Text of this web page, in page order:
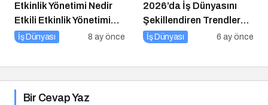
Etkinlik Yönetimi Nedir
Etkili Etkinlik Yönetimi
İçin 10 Altın İpucu
İş Dünyası 8 ay önce
2026’da İş Dünyasını
Şekillendiren Trendler
Talk N Training “İlham
İş Dünyası 6 ay önce
Bir Cevap Yaz